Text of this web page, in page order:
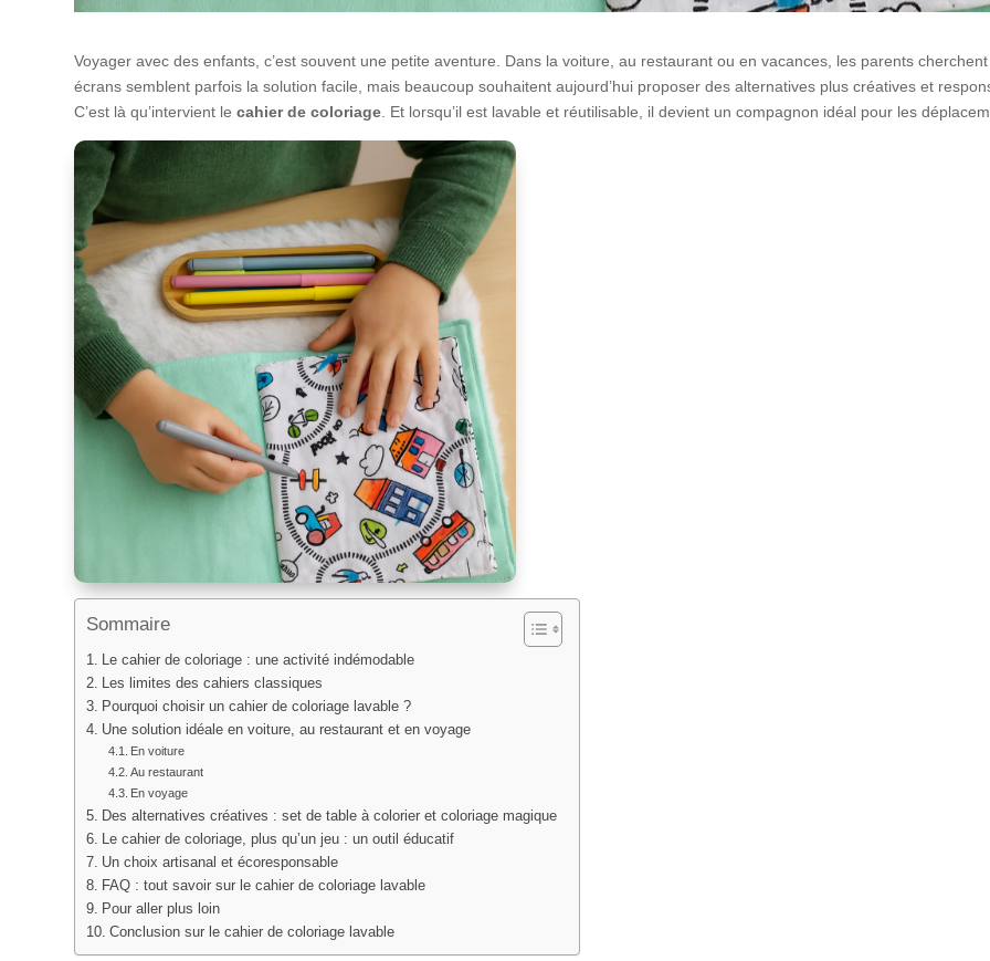
Voyager avec des enfants, c’est souvent une petite aventure. Dans la voiture, au restaurant ou en vacances, les parents
écrans semblent parfois la solution facile, mais beaucoup souhaitent aujourd’hui proposer des alternatives plus créatives et
C’est là qu’intervient lecahier de coloriage. Et lorsqu’il est lavable et réutilisable, il devient un compagnon idéal pour les
Sommaire
Le cahier de coloriage : une activité indémodable
Les limites des cahiers classiques
Pourquoi choisir un cahier de coloriage lavable ?
Une solution idéale en voiture, au restaurant et en voyage
En voiture
Au restaurant
En voyage
Des alternatives créatives : set de table à colorier et coloriage magique
Le cahier de coloriage, plus qu’un jeu : un outil éducatif
Un choix artisanal et écoresponsable
FAQ : tout savoir sur le cahier de coloriage lavable
Pour aller plus loin
Conclusion sur le cahier de coloriage lavable